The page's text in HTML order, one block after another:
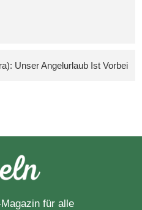
Unser Angelurlaub Ist Vorbei
für alle